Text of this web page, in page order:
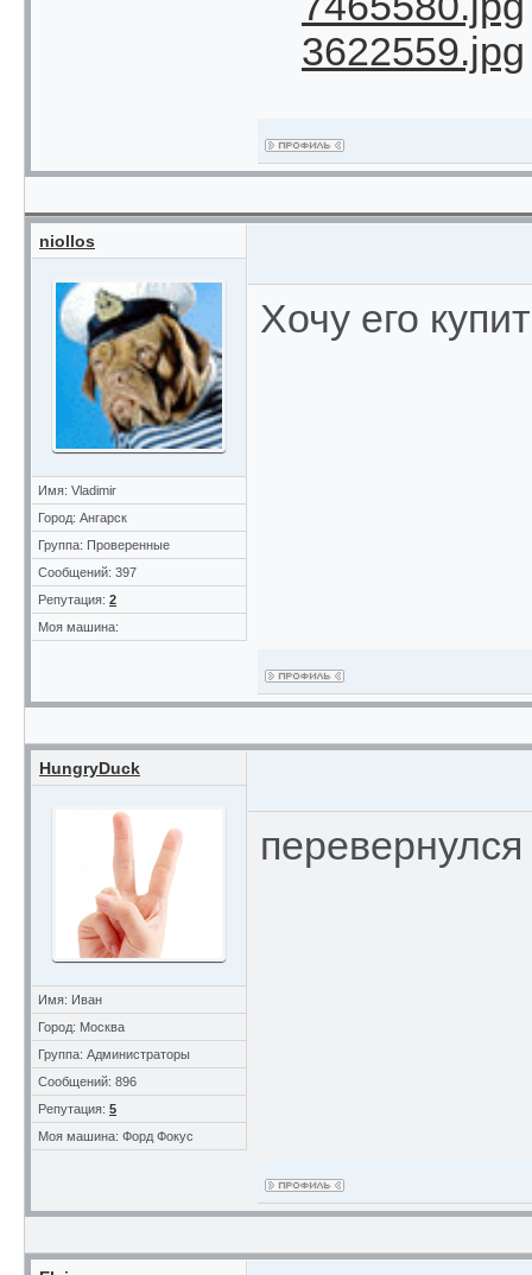
3622559.jpg
niollos
Имя: Vladimir
Город: Ангарск
Группа: Проверенные
Сообщений: 397
Репутация: 2
Моя машина:
Хочу его
HungryDuck
Имя: Иван
Город: Москва
Группа: Администраторы
Сообщений: 896
Репутация: 5
Моя машина: Форд Фокус
перевернулся